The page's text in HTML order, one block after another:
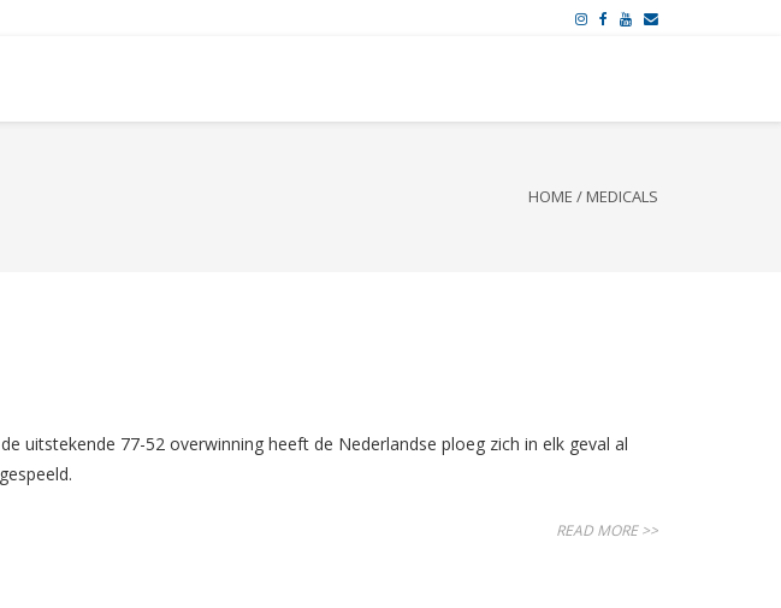
HOME / MEDICALS
uitstekende 77-52 overwinning heeft de Nederlandse ploeg zich in elk geval al
READ MORE >>